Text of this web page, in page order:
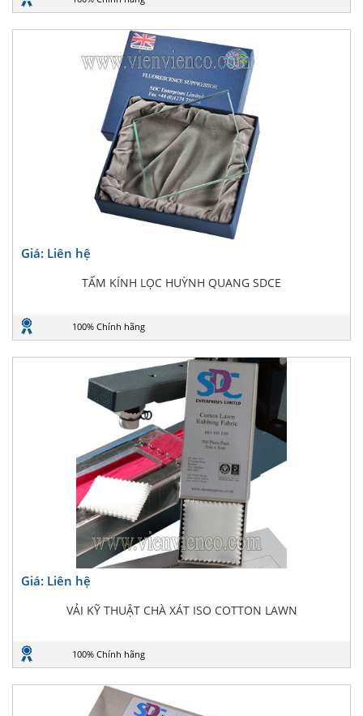
Giá: Liên hệ
TẤM KÍNH LỌC HUỲNH QUANG SDCE
100% Chính hãng
Giá: Liên hệ
VẢI KỸ THUẬT CHÀ XÁT ISO COTTON LAWN
100% Chính hãng